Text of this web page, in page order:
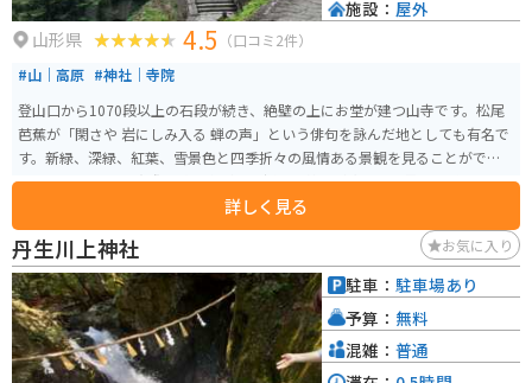
山形県 4.5 （口コミ2件）
#山｜高原 #神社｜寺院
登山口から1070段以上の石段が続き、絶壁の上にお堂が建つ山寺です。松尾
芭蕉が「閑さや 岩にしみ入る 蝉の声」という俳句を詠んだ地としても有名で
す。新緑、深緑、紅葉、雪景色と四季折々の風情ある景観を見ることができ
るスポットです。 実際に蝉の声がよく響き、芭蕉が詠んだ世界を体感できま
す。また山寺は玉こんにゃくが名物として有名であり、訪れた人はほぼ全員
食べる定番です。
詳しく見る
施設： 屋外
丹生川上神社 お気に入り
駐車： 駐車場あり
予算： 無料
混雑： 普通